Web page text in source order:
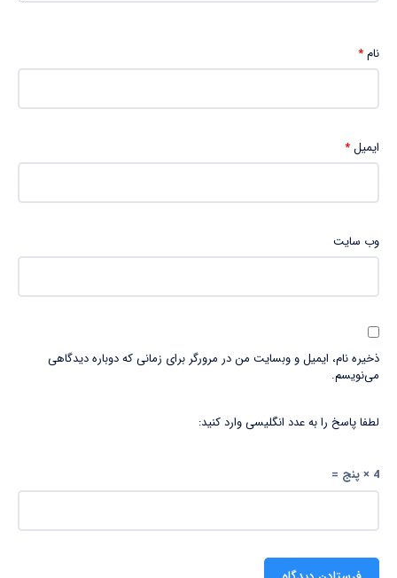
نام*
ایمیل*
وب‌ سایت
ذخیره نام، ایمیل و وبسایت من در مرورگر برای زمانی که دوباره دیدگاهی
می‌نویسم.
لطفا پاسخ را به عدد انگلیسی وارد کنید:
4 × پنج =